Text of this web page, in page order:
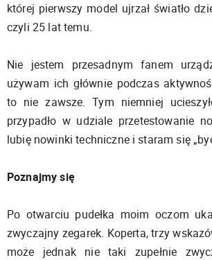
której pierwszy model ujrzał światło
czyli 25 lat temu.
Nie jestem przesadnym fanem
używam ich głównie podczas
to nie zawsze. Tym niemniej
przypadło w udziale przetestowanie
lubię nowinki techniczne i staram się
Poznajmy się
Po otwarciu pudełka moim oczom
zwyczajny zegarek. Koperta, trzy
może jednak nie taki zupełnie